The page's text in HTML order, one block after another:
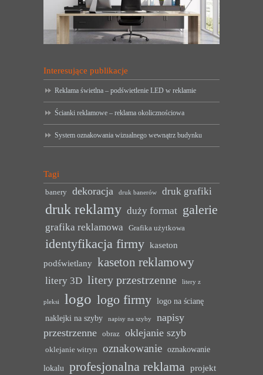
Interesujące publikacje
Reklama świetlna – podświetlenie LED w reklamie
Ścianki reklamowe – reklama okolicznościowa
System oznakowania wizualnego wewnątrz budynku
Tagi
banery dekoracja druk banerów druk grafiki
druk reklamy duży format galerie
grafika reklamowa Grafika użytkowa
identyfikacja firmy kaseton
podświetlany kaseton reklamowy
litery 3D litery przestrzenne litery z
pleksi logo logo firmy logo na ścianę
naklejki na szyby
napisy na szyby
napisy
przestrzenne
obraz oklejanie szyb
oklejanie witryn oznakowanie oznakowanie
lokalu profesjonalna reklama projekt